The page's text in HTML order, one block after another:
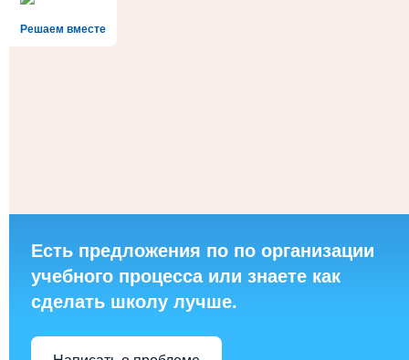
Решаем вместе
Есть предложения по по организации
учебного процесса или знаете как
сделать школу лучше.